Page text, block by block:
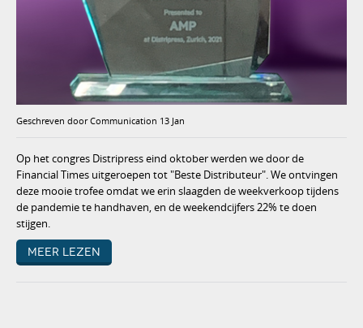
Geschreven door Communication 13 Jan
Op het congres Distripress eind oktober werden we door de
Financial Times uitgeroepen tot "Beste Distributeur". We ontvingen
deze mooie trofee omdat we erin slaagden de weekverkoop tijdens
de pandemie te handhaven, en de weekendcijfers 22% te doen
stijgen.
Meer lezen